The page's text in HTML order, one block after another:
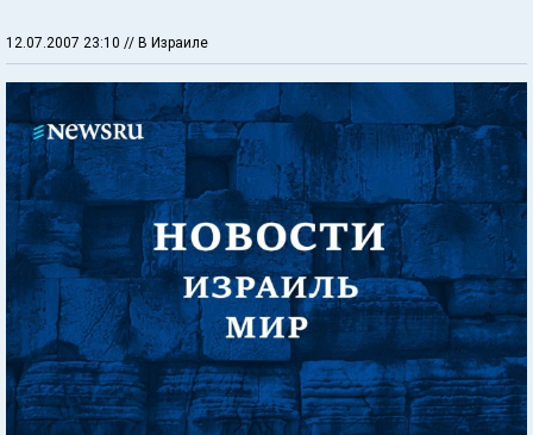
12.07.2007 23:10 // В Израиле